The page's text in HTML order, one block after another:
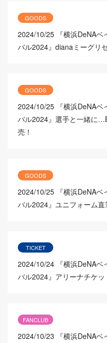
GOODS
2024/10/25 『横浜DeNA
バル2024』dianaミーグリ
GOODS
2024/10/25 『横浜DeNA
バル2024』選手と一緒に
売！
GOODS
2024/10/25 『横浜DeNA
バル2024』ユニフォーム直
TICKET
2024/10/24 『横浜DeNA
バル2024』アリーナチケ
FANCLUB
2024/10/23
『横浜DeNA